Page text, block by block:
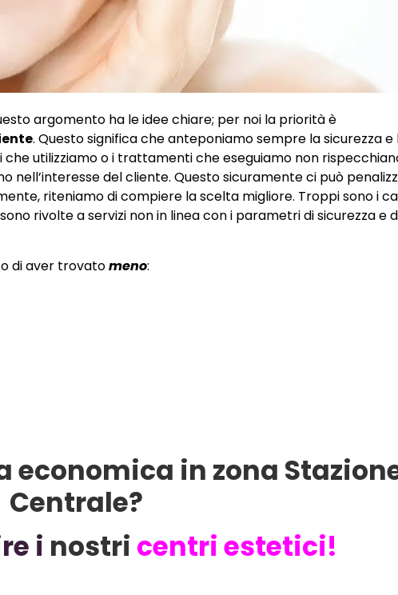
argomento ha le idee chiare; per noi la priorità è
. Questo significa che anteponiamo sempre la sicurezza e
utilizziamo o i trattamenti che eseguiamo non
nell’interesse del cliente. Questo sicuramente ci può
riteniamo di compiere la scelta migliore. Troppi sono i
rivolte a servizi non in linea con i parametri di sicurezza e
di aver trovatomeno:
economica in zona
Centrale?
i nostri centri estetici!